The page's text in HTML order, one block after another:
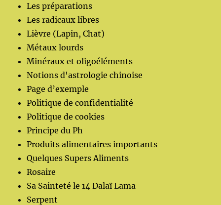
Les préparations
Les radicaux libres
Lièvre (Lapin, Chat)
Métaux lourds
Minéraux et oligoéléments
Notions d'astrologie chinoise
Page d’exemple
Politique de confidentialité
Politique de cookies
Principe du Ph
Produits alimentaires importants
Quelques Supers Aliments
Rosaire
Sa Sainteté le 14 Dalaï Lama
Serpent